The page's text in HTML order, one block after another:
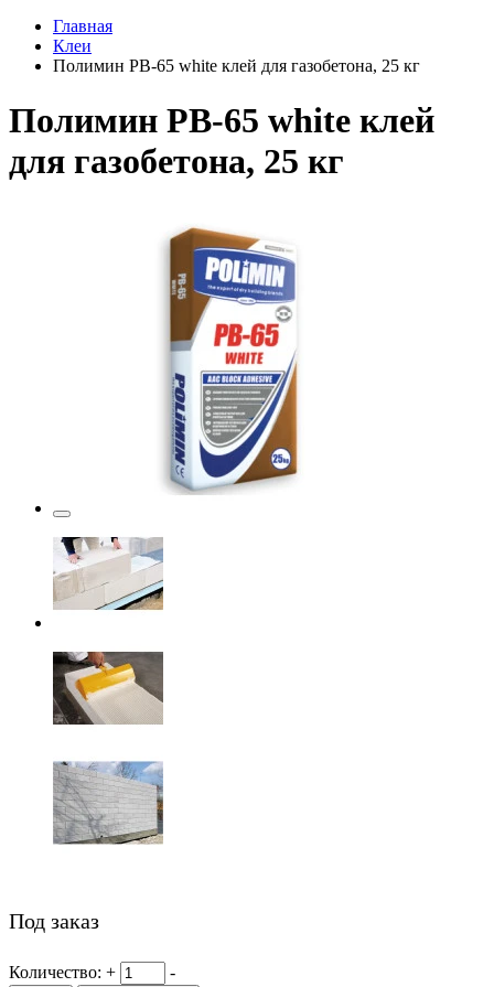
Главная
Клеи
Полимин PB-65 white клей для газобетона, 25 кг
Полимин PB-65 white клей
для газобетона, 25 кг
Под заказ
Количество: + -